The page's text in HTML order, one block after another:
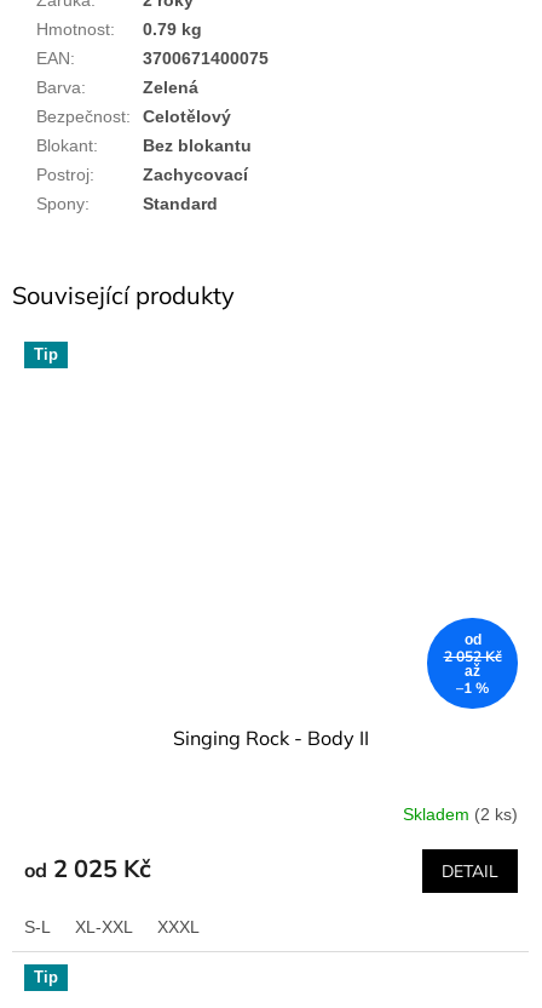
Související produkty
Tip
od
2 052 Kč
až
–1 %
Singing Rock - Body II
Skladem (2 ks)
od 2 025 Kč DETAIL
S-L XL-XXL XXXL
Tip
Hmotnost:
0.79 kg
EAN:
3700671400075
Barva:
Zelená
Bezpečnost:
Celotělový
Blokant:
Bez blokantu
Postroj:
Zachycovací
Spony: Standard